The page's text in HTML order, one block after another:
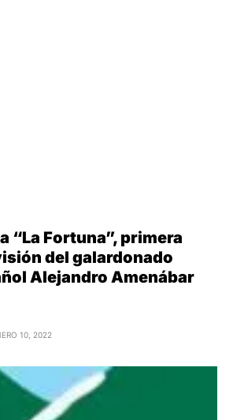
“La Fortuna”, primera
del galardonado
Alejandro Amenábar
10, 2022